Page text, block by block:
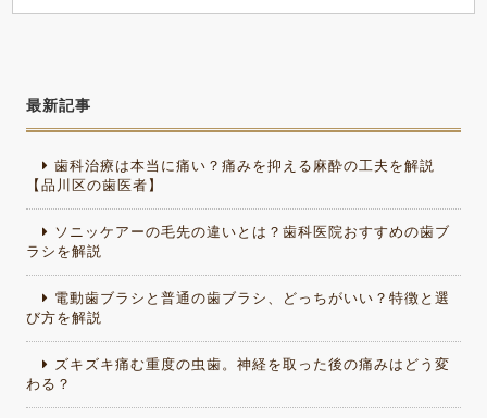
最新記事
歯科治療は本当に痛い？痛みを抑える麻酔の工夫を解説
【品川区の歯医者】
ソニッケアーの毛先の違いとは？歯科医院おすすめの歯ブ
ラシを解説
電動歯ブラシと普通の歯ブラシ、どっちがいい？特徴と選
び方を解説
ズキズキ痛む重度の虫歯。神経を取った後の痛みはどう変
わる？